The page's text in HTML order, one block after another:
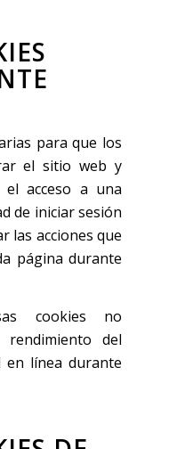
para que los
el sitio web y
el acceso a una
de iniciar sesión
las acciones que
página durante
cookies no
del
en línea durante